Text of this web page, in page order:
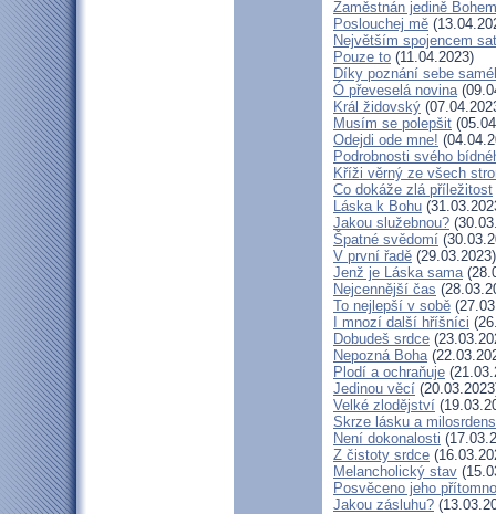
Zaměstnán jedině Bohem
Poslouchej mě
Největším spojencem
Pouze to (11.04.2023)
Díky poznání sebe
Ó převeselá novina
Král židovský
Musím se polepšit
Odejdi ode mne!
Podrobnosti svého
Kříži věrný ze všech
Co dokáže zlá příležitost
Láska k Bohu
Jakou služebnou?
Špatné svědomí
V první řadě (29.03.2023)
Jenž je Láska sama
Nejcennější čas
To nejlepší v sobě
I mnozí další hříšníci
Dobudeš srdce
Nepozná Boha
Plodí a ochraňuje
Jedinou věcí
Velké zlodějství
Skrze lásku a
Není dokonalosti
Z čistoty srdce
Melancholický stav
Posvěceno jeho
Jakou zásluhu?